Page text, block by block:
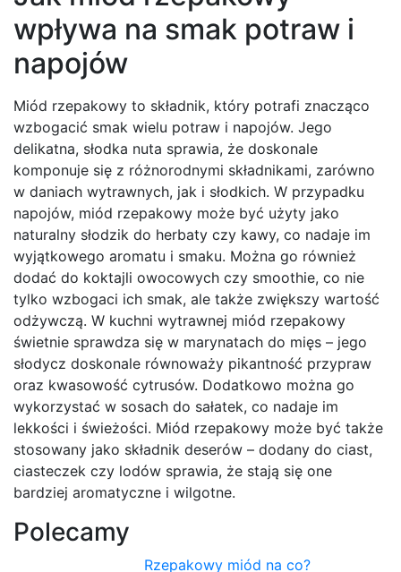
wpływa na smak potraw i
napojów
Miód rzepakowy to składnik, który potrafi znacząco
wzbogacić smak wielu potraw i napojów. Jego
delikatna, słodka nuta sprawia, że doskonale
komponuje się z różnorodnymi składnikami, zarówno
w daniach wytrawnych, jak i słodkich. W przypadku
napojów, miód rzepakowy może być użyty jako
naturalny słodzik do herbaty czy kawy, co nadaje im
wyjątkowego aromatu i smaku. Można go również
dodać do koktajli owocowych czy smoothie, co nie
tylko wzbogaci ich smak, ale także zwiększy wartość
odżywczą. W kuchni wytrawnej miód rzepakowy
świetnie sprawdza się w marynatach do mięs – jego
słodycz doskonale równoważy pikantność przypraw
oraz kwasowość cytrusów. Dodatkowo można go
wykorzystać w sosach do sałatek, co nadaje im
lekkości i świeżości. Miód rzepakowy może być także
stosowany jako składnik deserów – dodany do ciast,
ciasteczek czy lodów sprawia, że stają się one
bardziej aromatyczne i wilgotne.
Polecamy
Rzepakowy miód na co?